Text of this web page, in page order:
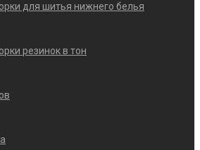
для шитья нижнего белья
резинок в тон